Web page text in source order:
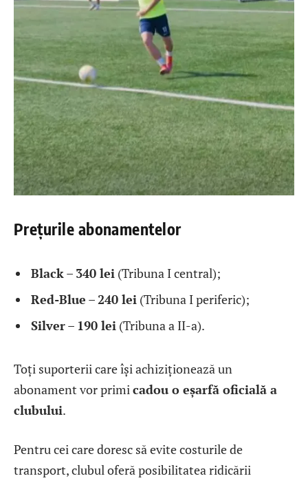
Prețurile abonamentelor
Black– 340 lei (Tribuna I central);
Red-Blue –240 lei (Tribuna I periferic);
Silver– 190 lei (Tribuna a II-a).
Toți suporterii care își achiziționează un
abonament vor primi cadou o eșarfă oficială a
clubului.
Pentru cei care doresc să evite costurile de
transport, clubul oferă posibilitatea ridicării